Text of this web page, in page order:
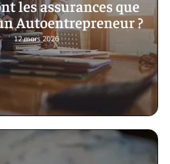
les assurances que
Autoentrepreneur ?
12 mars 2026